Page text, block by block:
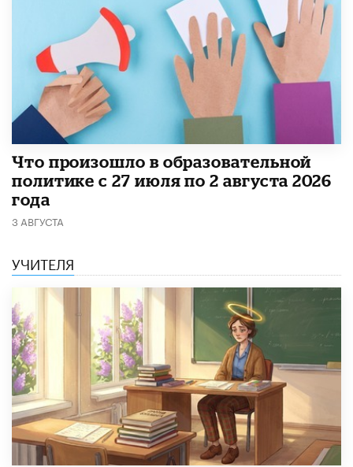
​Что произошло в образовательной
политике с 27 июля по 2 августа 2026
года
3 АВГУСТА
УЧИТЕЛЯ